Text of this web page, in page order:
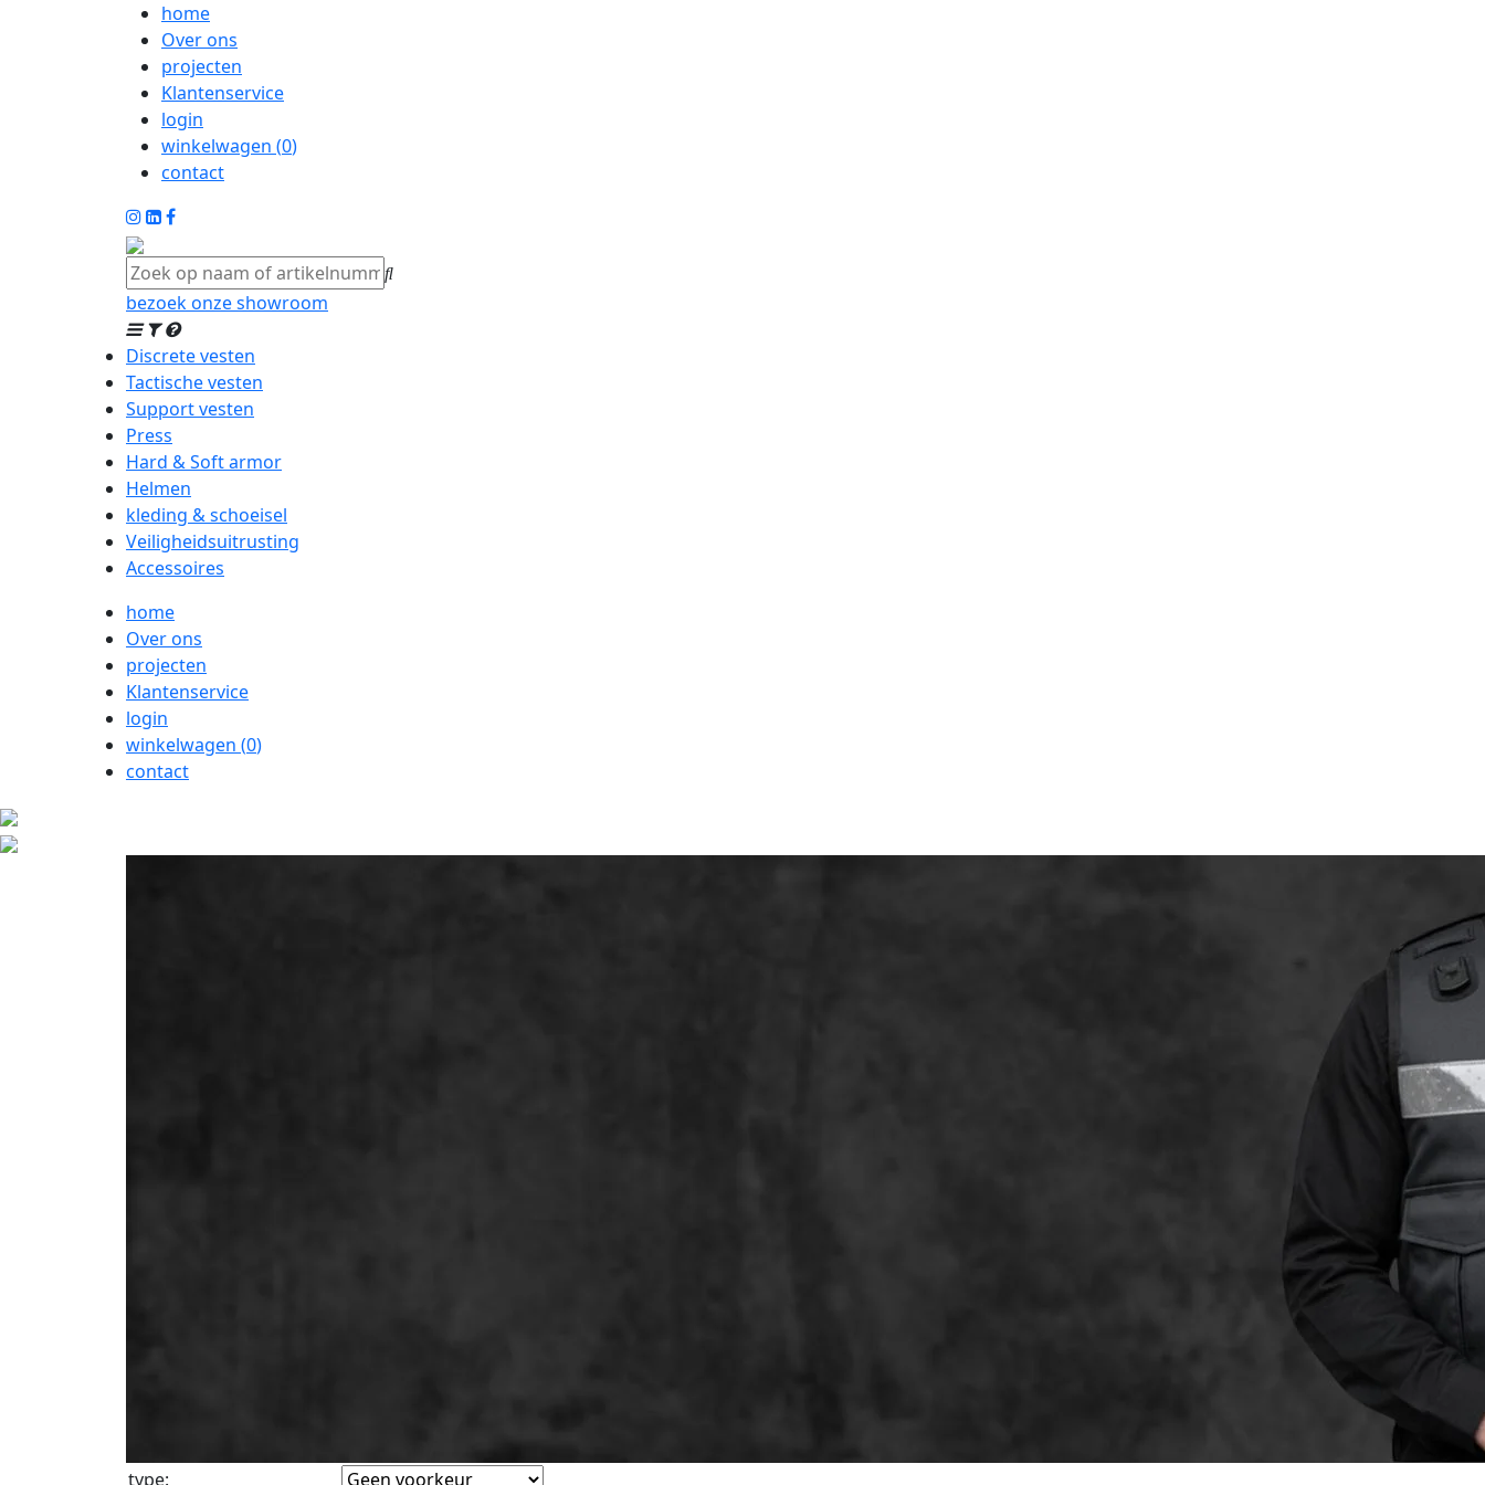
home
Over ons
projecten
Klantenservice
login
winkelwagen (0)
contact
bezoek onze showroom
Discrete vesten
Tactische vesten
Support vesten
Press
Hard & Soft armor
Helmen
kleding & schoeisel
Veiligheidsuitrusting
Accessoires
home
Over ons
projecten
Klantenservice
login
winkelwagen (0)
contact
type: